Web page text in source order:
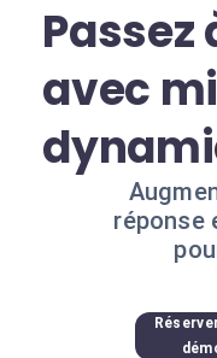
avec
réponse